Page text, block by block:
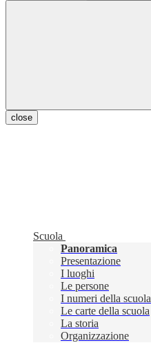
close
Scuola
Panoramica
Presentazione
I luoghi
Le persone
I numeri della scuola
Le carte della scuola
La storia
Organizzazione